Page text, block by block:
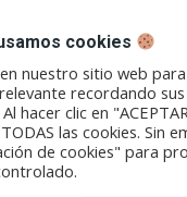
Abrir
enlace
en
una
Abrir
enlace
en
una
de etiqueta:
los Ochenta
cookies
nuestro sitio web
recordando
hacer clic en
las cookies. Sin
de cookies" para